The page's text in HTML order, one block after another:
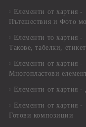
Елементи от хартия -
Пътешествия и Фото
Елементи то хартия -
Такове, табелки,
Елементи от хартия -
Многопластови
Елементи от хартия -
Елементи от хартия -
Готови композиции